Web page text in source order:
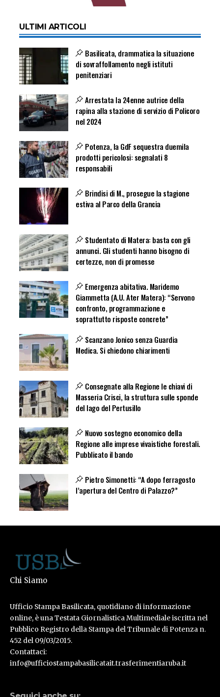
ULTIMI ARTICOLI
Basilicata, drammatica la situazione
di sovraffollamento negli istituti
penitenziari
Arrestata la 24enne autrice della
rapina alla stazione di servizio di Policoro
nel 2024
Potenza, la GdF sequestra duemila
prodotti pericolosi: segnalati 8
responsabili
Brindisi di M., prosegue la stagione
estiva al Parco della Grancia
Studentato di Matera: basta con gli
annunci. Gli studenti hanno bisogno di
certezze, non di promesse
Emergenza abitativa. Maridemo
Giammetta (A.U. Ater Matera): “Servono
confronto, programmazione e
soprattutto risposte concrete”
Scanzano Jonico senza Guardia
Medica. Si chiedono chiarimenti
Consegnate alla Regione le chiavi di
Masseria Crisci, la struttura sulle sponde
del lago del Pertusillo
Nuovo sostegno economico della
Regione alle imprese vivaistiche forestali.
Pubblicato il bando
Pietro Simonetti: “A dopo ferragosto
l’apertura del Centro di Palazzo?”
Chi Siamo
Ufficio Stampa Basilicata, quotidiano di informazione
online, è una Testata Giornalistica Multimediale iscritta nel
Pubblico Registro della Stampa del Tribunale di Potenza n.
452 del 09/03/2015.
Contattaci:
info@ufficiostampabasilicatait.trasferimentiaruba.it